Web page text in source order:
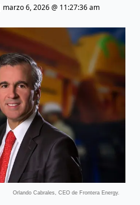
marzo 6, 2026 @ 11:27:36 am
Orlando Cabrales, CEO de Frontera Energy.